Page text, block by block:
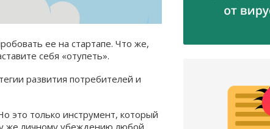
ее на стартапе. Что же,
себя «отупеть».
развития потребителей и
это только инструмент, который
же личному убеждению любой